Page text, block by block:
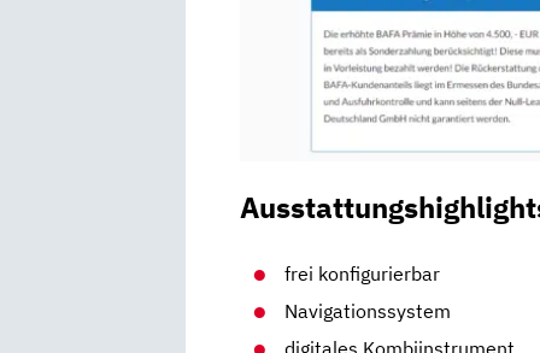
frei konfigurierbar
Navigationssystem
digitales Kombiinstrument